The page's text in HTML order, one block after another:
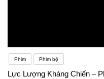
Phim Phim bộ
Lực Lượng Kháng Chiến –